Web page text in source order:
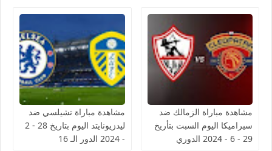
مشاهدة مباراة الزمالك ضد
سيراميكا اليوم السبت بتأريخ
29 - 6 - 2024 الدوري
مشاهدة مباراة تشيلسي ضد
ليدزيونايتد اليوم بتاريخ 28 - 2
- 2024 الدور الـ 16